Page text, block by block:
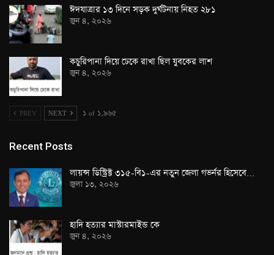
ঈদযাত্রার ১৩ দিনে সড়ক দুর্ঘটনায় নিহত ২৮১
জুন ৪, ২০২৬
কচুরিপানা দিয়ে ঢেকে রাখা ছিল যুবকের লাশ
জুন ৪, ২০২৬
PREV NEXT ১ of ১,৯৬৫
Recent Posts
লায়ন্স ডিস্ট্রিক্ট ৩১৫-বি১-এর নতুন জেলা গভর্নর হিসেবে…
জুলা ১৩, ২০২৬
হাদি হত্যার মাস্টারমাইন্ড কে
জুন ৪, ২০২৬